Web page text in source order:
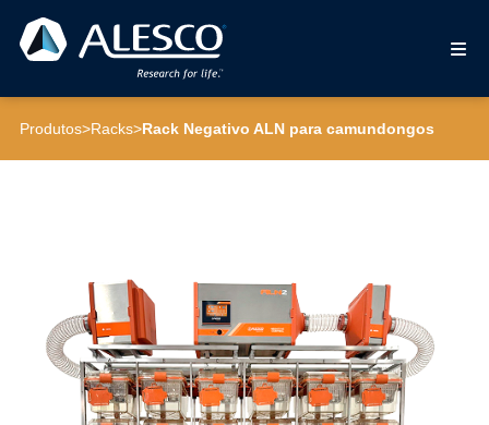
Produtos>Racks>Rack Negativo ALN para camundongos